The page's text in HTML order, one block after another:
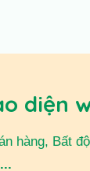
diện
hàng, Bất